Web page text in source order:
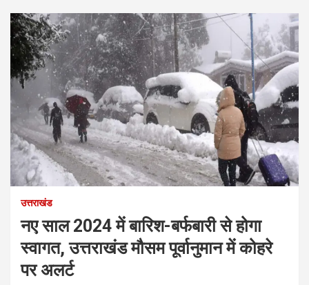
उत्तराखंड
नए साल 2024 में बारिश-बर्फबारी से होगा
स्वागत, उत्तराखंड मौसम पूर्वानुमान में कोहरे
पर अलर्ट